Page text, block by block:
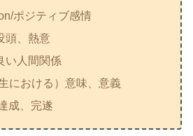
ポジティブ感情
頭、熱意
い人間関係
における）意味、意義
成、完遂